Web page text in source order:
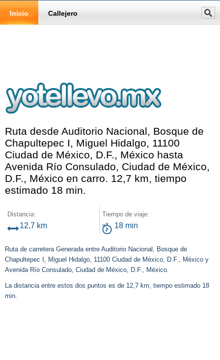
Inicio Callejero
Ruta desde Auditorio Nacional, Bosque de
Chapultepec I, Miguel Hidalgo, 11100
Ciudad de México, D.F., México hasta
Avenida Río Consulado, Ciudad de México,
D.F., México en carro. 12,7 km, tiempo
estimado 18 min.
Distancia:
12,7 km
Tiempo de viaje:
18 min
Ruta de carretera Generada entre Auditorio Nacional, Bosque de
Chapultepec I, Miguel Hidalgo, 11100 Ciudad de México, D.F., México y
Avenida Río Consulado, Ciudad de México, D.F., México.
La distancia entre estos dos puntos es de 12,7 km, tiempo estimado 18
min.